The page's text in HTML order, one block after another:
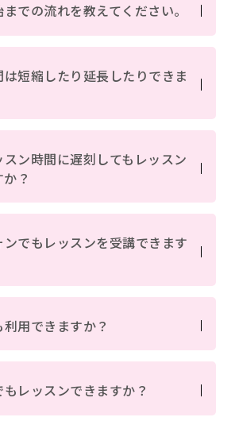
での流れを教えてください。
短縮したり延長したりできま
ン時間に遅刻してもレッスン
？
でもレッスンを受講できます
用できますか？
レッスンできますか？